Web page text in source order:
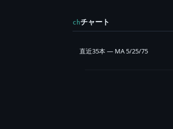
chチャート
直近35本 — MA 5/25/75